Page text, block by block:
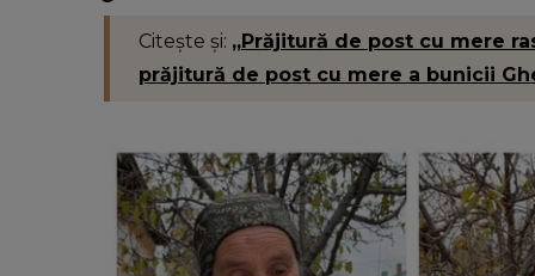
Citește și: „Prăjitură de post cu mere
prăjitură de post cu mere a bunicii
său. Ce spune tânăra despre
în care adolescentul și-a